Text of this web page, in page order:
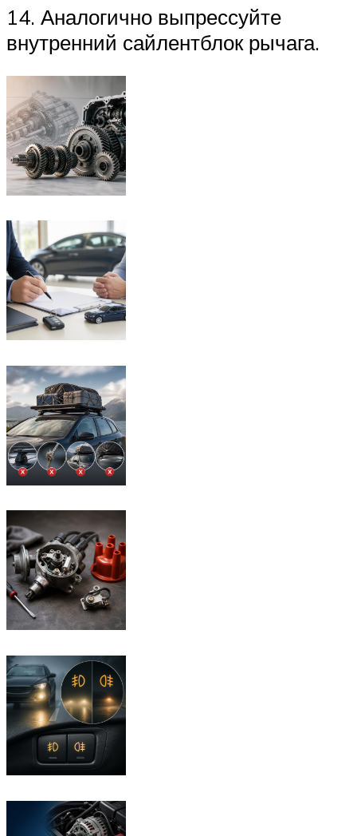
14. Аналогично выпрессуйте
внутренний сайлентблок рычага.